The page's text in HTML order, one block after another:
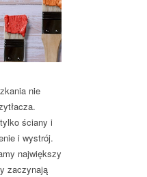
nie
ściany i
i wystrój.
największy
zaczynają